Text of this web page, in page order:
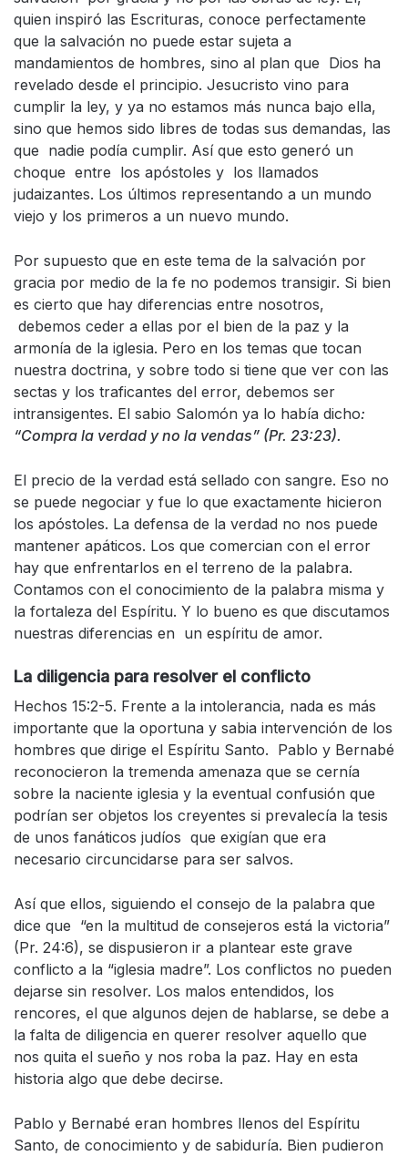
quien inspiró las Escrituras, conoce perfectamente
que la salvación no puede estar sujeta a
mandamientos de hombres, sino al plan que Dios ha
revelado desde el principio. Jesucristo vino para
cumplir la ley, y ya no estamos más nunca bajo ella,
sino que hemos sido libres de todas sus demandas, las
que nadie podía cumplir. Así que esto generó un
choque entre los apóstoles y los llamados
judaizantes. Los últimos representando a un mundo
viejo y los primeros a un nuevo mundo.
Por supuesto que en este tema de la salvación por
gracia por medio de la fe no podemos transigir. Si bien
es cierto que hay diferencias entre nosotros,
debemos ceder a ellas por el bien de la paz y la
armonía de la iglesia. Pero en los temas que tocan
nuestra doctrina, y sobre todo si tiene que ver con las
sectas y los traficantes del error, debemos ser
intransigentes. El sabio Salomón ya lo había dicho:
“Compra la verdad y no la vendas” (Pr. 23:23).
El precio de la verdad está sellado con sangre. Eso no
se puede negociar y fue lo que exactamente hicieron
los apóstoles. La defensa de la verdad no nos puede
mantener apáticos. Los que comercian con el error
hay que enfrentarlos en el terreno de la palabra.
Contamos con el conocimiento de la palabra misma y
la fortaleza del Espíritu. Y lo bueno es que discutamos
nuestras diferencias en un espíritu de amor.
La diligencia para resolver el conflicto
Hechos 15:2-5. Frente a la intolerancia, nada es más
importante que la oportuna y sabia intervención de los
hombres que dirige el Espíritu Santo. Pablo y Bernabé
reconocieron la tremenda amenaza que se cernía
sobre la naciente iglesia y la eventual confusión que
podrían ser objetos los creyentes si prevalecía la tesis
de unos fanáticos judíos que exigían que era
necesario circuncidarse para ser salvos.
Así que ellos, siguiendo el consejo de la palabra que
dice que “en la multitud de consejeros está la victoria”
(Pr. 24:6), se dispusieron ir a plantear este grave
conflicto a la “iglesia madre”. Los conflictos no pueden
dejarse sin resolver. Los malos entendidos, los
rencores, el que algunos dejen de hablarse, se debe a
la falta de diligencia en querer resolver aquello que
nos quita el sueño y nos roba la paz. Hay en esta
historia algo que debe decirse.
Pablo y Bernabé eran hombres llenos del Espíritu
Santo, de conocimiento y de sabiduría. Bien pudieron